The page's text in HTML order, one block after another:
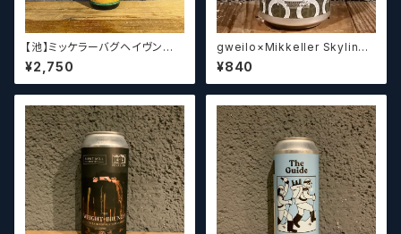
【池】ミッケラーバグヘイヴン
ルードペッシュ Mikkeller Bag
haven Ruud Peesch
¥2,750
gweilo×Mikkeller Skyline
NE IPA／鬼佬 ×ミッケラー スカ
イライン NE IPA 【クラフトビ
ール】
¥840